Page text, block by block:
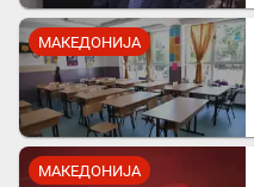
МАКЕДОНИЈА
МАКЕДОНИЈА